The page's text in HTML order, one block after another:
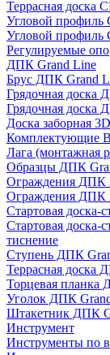
Террасная доска
Угловой профиль
Угловой профиль
Регулируемые
ДПК Grand Line
Брус ДПК Grand
Грядочная доска
Грядочная доска
Доска заборная
Комплектующие
Лага (монтажная
Образцы ДПК
Ограждения ДПК
Ограждения ДПК
Стартовая
Стартовая
тиснение
Ступень ДПК
Террасная доска
Торцевая планка
Уголок ДПК
Штакетник ДПК
Инструмент
Инструменты по